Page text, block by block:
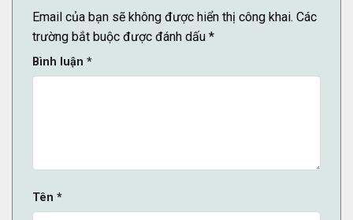
Email của bạn sẽ không được hiển thị công khai. Các
trường bắt buộc được đánh dấu *
Bình luận *
Tên *